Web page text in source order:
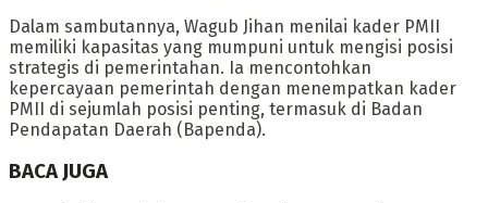
Dalam sambutannya, Wagub Jihan menilai kader PMII
memiliki kapasitas yang mumpuni untuk mengisi posisi
strategis di pemerintahan. Ia mencontohkan
kepercayaan pemerintah dengan menempatkan kader
PMII di sejumlah posisi penting, termasuk di Badan
Pendapatan Daerah (Bapenda).
BACA JUGA